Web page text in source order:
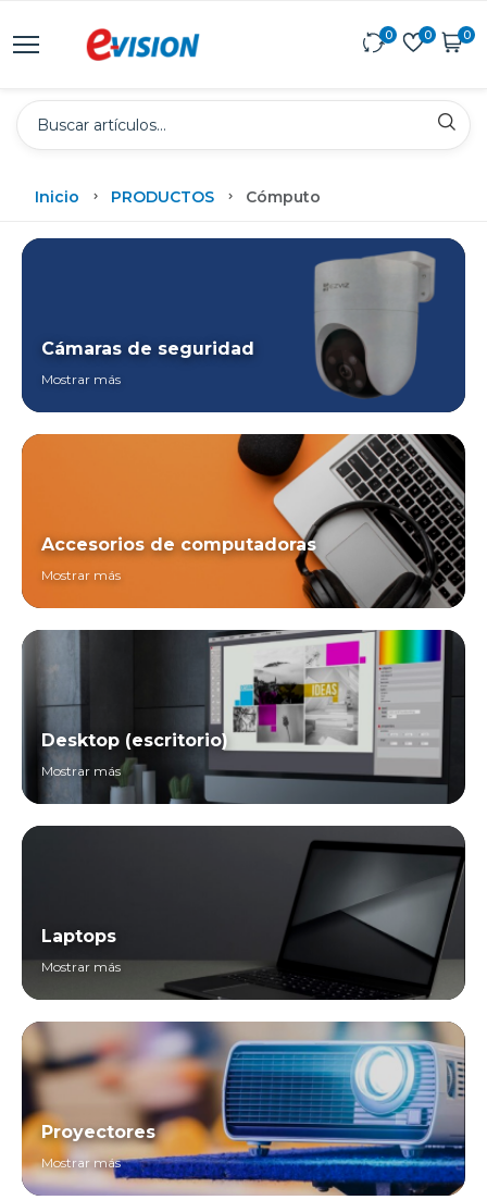
0 0 0
Inicio PRODUCTOS Cómputo
Cámaras de seguridad
Mostrar más
Accesorios de computadoras
Mostrar más
Desktop (escritorio)
Mostrar más
Laptops
Mostrar más
Proyectores
Mostrar más